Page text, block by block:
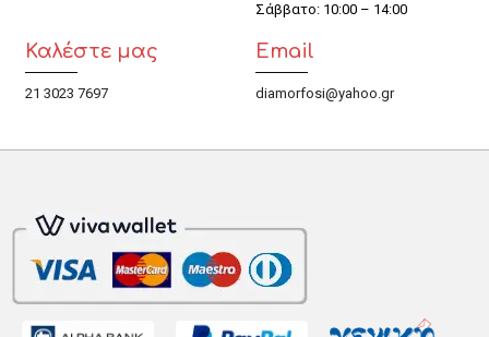
Σάββατο: 10:00 – 14:00
Καλέστε μας
21 3023 7697
Email
diamorfosi@yahoo.gr